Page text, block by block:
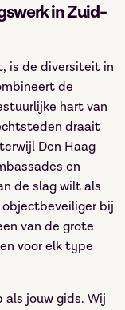
in Zuid-
is de diversiteit in
de
hart van
draait
Den Haag
en
de slag wilt als
bij
van de grote
voor elk type
als jouw gids. Wij